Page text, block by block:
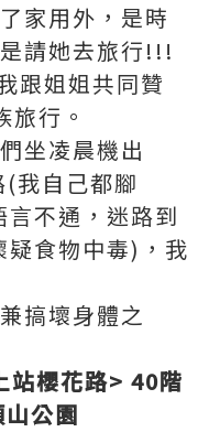
家用外，是時
請她去旅行!!!
跟姐姐共同贊
行。
坐凌晨機出
我自己都腳
不通，迷路到
食物中毒)，我
搞壞身體之
站櫻花路> 40階
公園